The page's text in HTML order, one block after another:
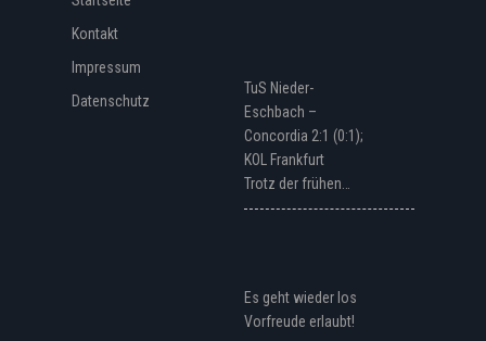
Kontakt
Impressum
Datenschutz
TuS Nieder-
Eschbach –
Concordia 2:1 (0:1);
KOL Frankfurt
Trotz der frühen…
Es geht wieder los
Vorfreude erlaubt!